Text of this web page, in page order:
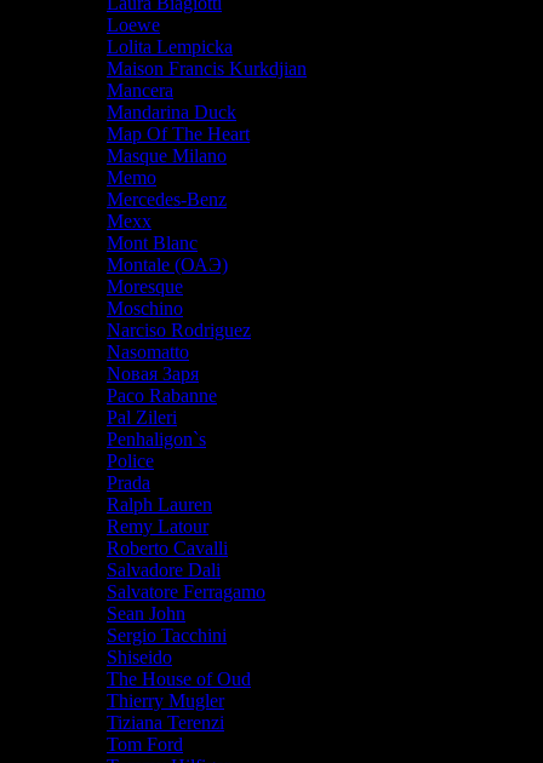
Loewe
Lolita Lempicka
Maison Francis Kurkdjian
Mancera
Mandarina Duck
Map Of The Heart
Masque Milano
Memo
Mercedes-Benz
Mexx
Mont Blanc
Montale (ОАЭ)
Moresque
Moschino
Narciso Rodriguez
Nasomatto
Nовая Заря
Paco Rabanne
Pal Zileri
Penhaligon`s
Police
Prada
Ralph Lauren
Remy Latour
Roberto Cavalli
Salvadore Dali
Salvatore Ferragamo
Sean John
Sergio Tacchini
Shiseido
The House of Oud
Thierry Mugler
Tiziana Terenzi
Tom Ford